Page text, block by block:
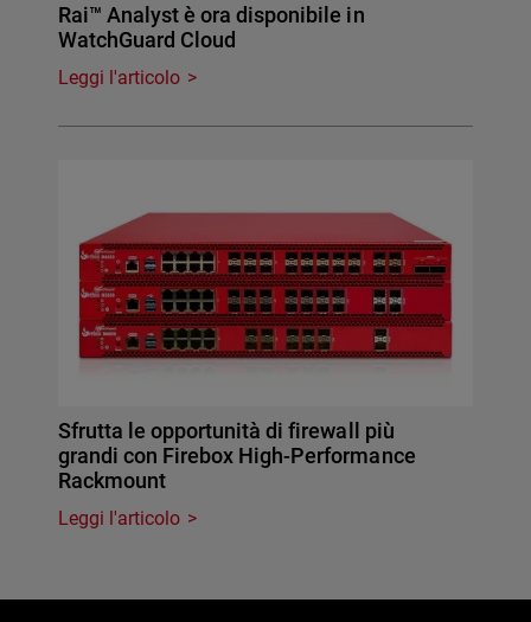
Rai™ Analyst è ora disponibile in
WatchGuard Cloud
Leggi l'articolo
Sfrutta le opportunità di firewall più
grandi con Firebox High-Performance
Rackmount
Leggi l'articolo